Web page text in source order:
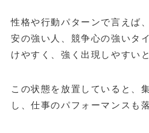
性格や行動パターンで言えば
安の強い人、競争心の強いタ
けやすく、強く出現しやすい
この状態を放置していると、
し、仕事のパフォーマンスも